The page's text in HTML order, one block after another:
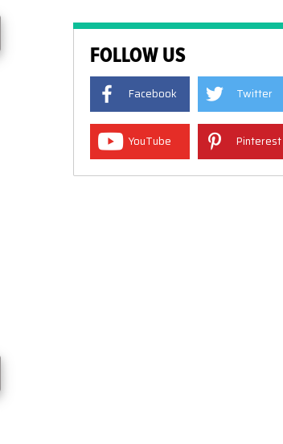
FOLLOW US
Facebook Twitter
YouTube Pinterest